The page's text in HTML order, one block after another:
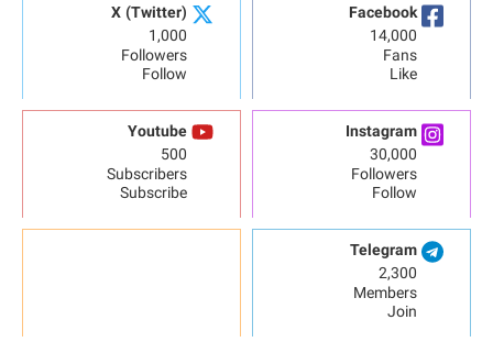
Facebook
14,000
Fans
Like
X (Twitter)
1,000
Followers
Follow
Instagram
30,000
Followers
Follow
Youtube
500
Subscribers
Subscribe
Telegram
2,300
Members
Join